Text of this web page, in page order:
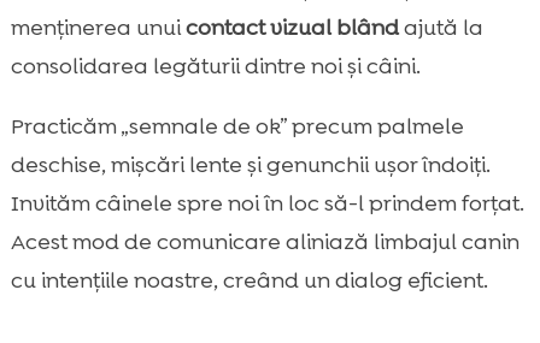
menţinerea unuicontact vizual blândajută la
consolidarea legăturii dintre noi și câini.
Practicăm „semnale de ok” precum palmele
deschise, mișcări lente și genunchii ușor îndoiți.
Invităm câinele spre noi în loc să-l prindem forţat.
Acest mod de comunicare aliniază limbajul canin
cu intențiile noastre, creând un dialog eficient.